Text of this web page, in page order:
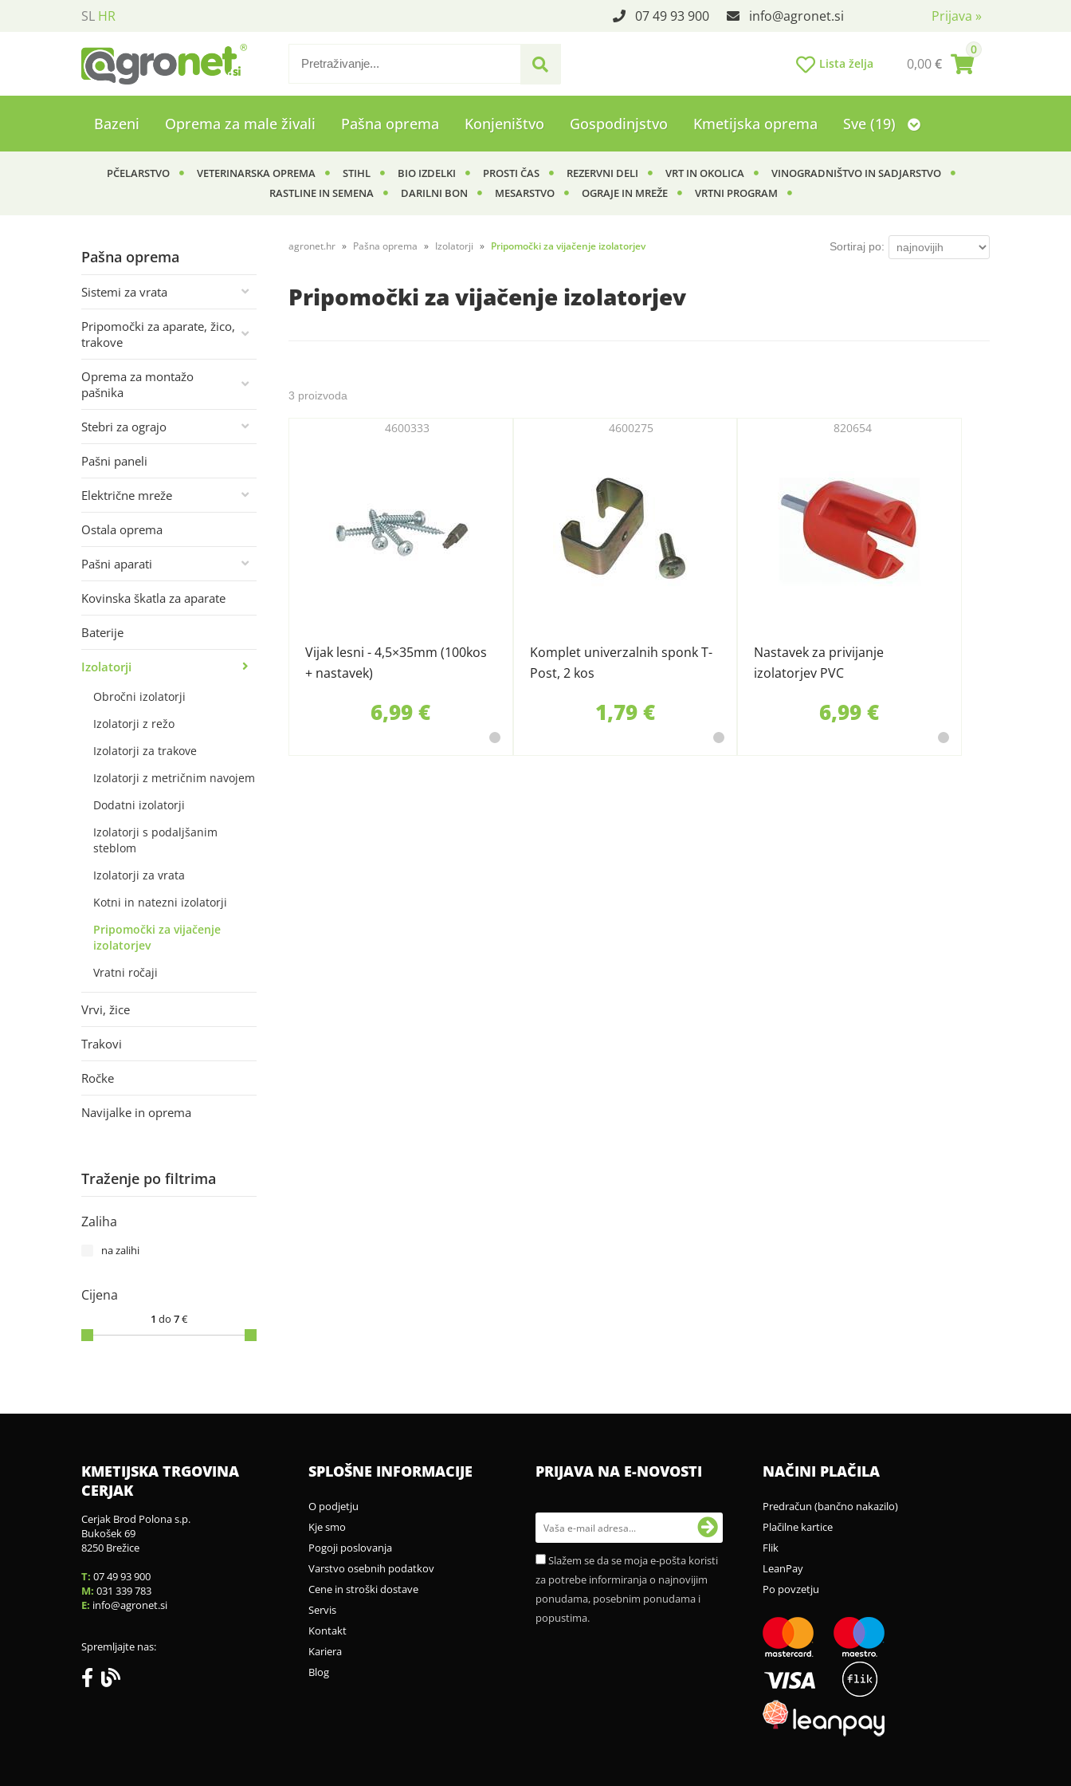
SL HR Prijava »
07 49 93 900 info agronet.si
0
0,00€
Lista želja
Bazeni Oprema za male živali Pašna oprema Konjeništvo Gospodinjstvo Kmetijska oprema Sve (19)
PČELARSTVO VETERINARSKA OPREMA STIHL BIO IZDELKI PROSTI ČAS REZERVNI DELI VRT IN OKOLICA
VINOGRADNIŠTVO IN SADJARSTVO
RASTLINE IN SEMENA
DARILNI BON MESARSTVO OGRAJE IN MREŽE VRTNI PROGRAM
Pašna oprema
Sistemi za vrata
Pripomočki za aparate, žico,
trakove
Oprema za montažo
pašnika
Stebri za ograjo
Pašni paneli
Električne mreže
Ostala oprema
Pašni aparati
Kovinska škatla za aparate
Baterije
Izolatorji
Obročni izolatorji
Izolatorji z režo
Izolatorji za trakove
Izolatorji z metričnim navojem
Dodatni izolatorji
Izolatorji s podaljšanim
steblom
Izolatorji za vrata
Kotni in natezni izolatorji
Pripomočki za vijačenje
izolatorjev
Vratni ročaji
Vrvi, žice
Trakovi
Ročke
Navijalke in oprema
Traženje po filtrima
Zaliha
na zalihi
Cijena
1 do 7€
agronet.hr Pašna oprema Izolatorji Pripomočki za vijačenje izolatorjev Sortiraj po:
Pripomočki za vijačenje izolatorjev
3 proizvoda
Vijak lesni - 4,5×35mm (100kos
+ nastavek)
4600333
6,99 €
Komplet univerzalnih sponk T-
Post, 2 kos
4600275
1,79 €
Nastavek za privijanje
izolatorjev PVC
820654
6,99 €
KMETIJSKA TRGOVINA
CERJAK
Cerjak Brod Polona s.p.
Bukošek 69
8250 Brežice
T: 07 49 93 900
M: 031 339 783
E: info agronet.si
Spremljajte nas:
SPLOŠNE INFORMACIJE
O podjetju
Kje smo
Pogoji poslovanja
Varstvo osebnih podatkov
Cene in stroški dostave
Servis
Kontakt
Kariera
Blog
PRIJAVA NA E-NOVOSTI
Slažem se da se moja e-pošta koristi
za potrebe informiranja o najnovijim
ponudama, posebnim ponudama i
popustima.
NAČINI PLAČILA
Predračun (bančno nakazilo)
Plačilne kartice
Flik
LeanPay
Po povzetju